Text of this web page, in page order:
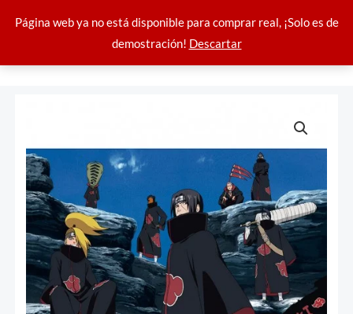
Página web ya no está disponible para comprar real, ¡Solo es de
demostración! Descartar